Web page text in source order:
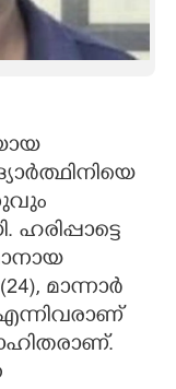
(24), മാന്നാർ